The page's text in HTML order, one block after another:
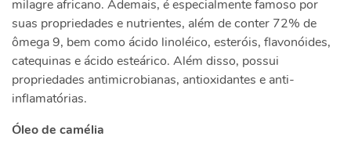
milagre africano. Ademais, é especialmente famoso por
suas propriedades e nutrientes, além de conter 72% de
ômega 9, bem como ácido linoléico, esteróis, flavonóides,
catequinas e ácido esteárico. Além disso, possui
propriedades antimicrobianas, antioxidantes e anti-
inflamatórias.
Óleo de camélia